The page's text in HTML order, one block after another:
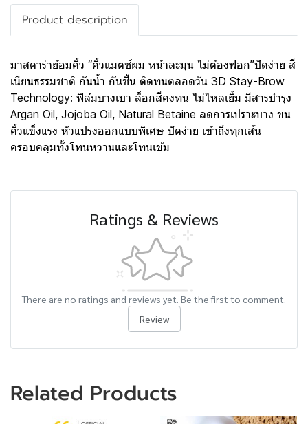
Product description
มาสคาร่าย้อมคิ้ว “คิ้วแมตช์ผม หน้าละมุน ไม่ต้องฟอก”ปัดง่าย สี
เนียนธรรมชาติ กันน้ำ กันชื้น ติดทนตลอดวัน 3D Stay-Brow
Technology: ฟิล์มบางเบา ล็อกสีคงทน ไม่ไหลเยิ้ม มีสารบำรุง
Argan Oil, Jojoba Oil, Natural Betaine ลดการเปราะบาง ขน
คิ้วแข็งแรง หัวแปรงออกแบบพิเศษ ปัดง่าย เข้าถึงทุกเส้น
ครอบคลุมทั้งโทนหวานและโทนเข้ม
Ratings & Reviews
There are no ratings and reviews yet. Be the first to comment.
Review
Related Products